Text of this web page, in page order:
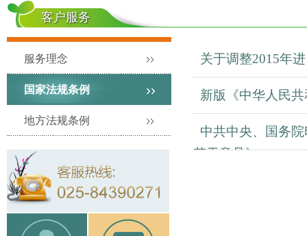
客户服务
服务理念
国家法规条例
地方法规条例
关于调整2015年
新版《中华人民
中共中央、国务
若干意见》